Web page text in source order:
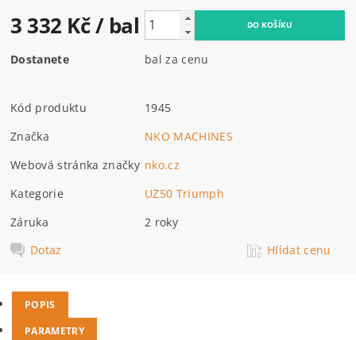
3 332 Kč/ bal
Dostanete bal za cenu
Kód produktu
1945
Značka
NKO MACHINES
Webová stránka značky nko.cz
Kategorie
UZ50 Triumph
Záruka
2 roky
Dotaz
Hlídat cenu
POPIS
PARAMETRY